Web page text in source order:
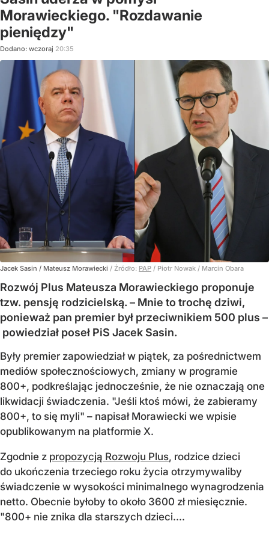
Morawieckiego. "Rozdawanie
pieniędzy"
Dodano: wczoraj 20:35
Jacek Sasin / Mateusz Morawiecki / Źródło: PAP / Piotr Nowak / Marcin Obara
Rozwój Plus Mateusza Morawieckiego proponuje
tzw. pensję rodzicielską. – Mnie to trochę dziwi,
ponieważ pan premier był przeciwnikiem 500 plus –
powiedział poseł PiS Jacek Sasin.
Były premier zapowiedział w piątek, za pośrednictwem
mediów społecznościowych, zmiany w programie
800+, podkreślając jednocześnie, że nie oznaczają one
likwidacji świadczenia. "Jeśli ktoś mówi, że zabieramy
800+, to się myli" – napisał Morawiecki we wpisie
opublikowanym na platformie X.
Zgodnie z propozycją Rozwoju Plus, rodzice dzieci
do ukończenia trzeciego roku życia otrzymywaliby
świadczenie w wysokości minimalnego wynagrodzenia
netto. Obecnie byłoby to około 3600 zł miesięcznie.
"800+ nie znika dla starszych dzieci....